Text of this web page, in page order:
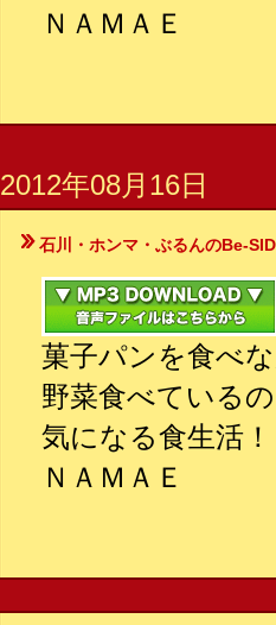
ＮＡＭＡＥ
2012年08月16日
石川・ホンマ・ぶるんのBe-
菓子パンを食べ
野菜食べている
気になる食生活！
ＮＡＭＡＥ